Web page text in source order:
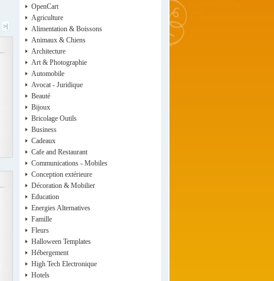
>|
OpenCart
Agriculture
Alimentation & Boissons
Animaux & Chiens
Architecture
Art & Photographie
Automobile
Avocat - Juridique
Beauté
Bijoux
Bricolage Outils
Business
Cadeaux
Cafe and Restaurant
Communications - Mobiles
Conception extérieure
Décoration & Mobilier
Education
Energies Alternatives
Famille
Fleurs
Halloween Templates
Hébergement
High Tech Electronique
Hotels